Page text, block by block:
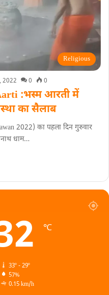
Religious
2022 0 0
:भस्म आरती में
का सैलाब
2022) का पहला दिन गुरुवार
धाम…
℃
33º - 29º
57%
0.15 km/h